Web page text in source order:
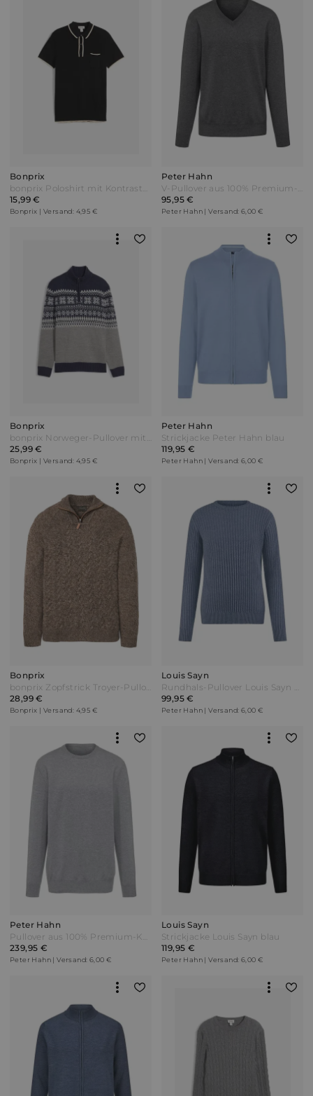
Bonprix
bonprix Poloshirt mit Kontrastdetails Schwarz
15,99 €
Bonprix | Versand: 4,95 €
Peter Hahn
V-Pullover aus 100% Premium-Kaschmir Peter Hahn grau
95,95 €
Peter Hahn | Versand: 6,00 €
Bonprix
bonprix Norweger-Pullover mit Troyerkragen Grau
25,99 €
Bonprix | Versand: 4,95 €
Peter Hahn
Strickjacke Peter Hahn blau
119,95 €
Peter Hahn | Versand: 6,00 €
Bonprix
bonprix Zopfstrick Troyer-Pullover mit Wollanteil Braun
28,99 €
Bonprix | Versand: 4,95 €
Louis Sayn
Rundhals-Pullover Louis Sayn blau
99,95 €
Peter Hahn | Versand: 6,00 €
Peter Hahn
239,95 €
Peter Hahn | Versand: 6,00 €
Louis Sayn
Strickjacke Louis Sayn blau
119,95 €
Peter Hahn | Versand: 6,00 €